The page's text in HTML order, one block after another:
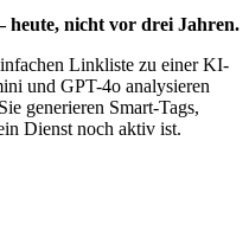
nicht vor drei Jahren.
Linkliste zu einer KI-
und GPT-4o analysieren
generieren Smart-Tags,
Dienst noch aktiv ist.